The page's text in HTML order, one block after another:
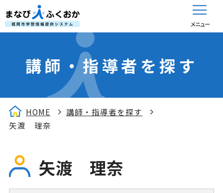
メニュー
講師・指導者を探す
HOME
講師・指導者を探す
矢渡 理奈
矢渡 理奈